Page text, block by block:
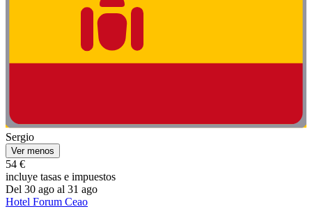
Sergio
Ver menos
54 €
incluye tasas e impuestos
Del 30 ago al 31 ago
Hotel Forum Ceao